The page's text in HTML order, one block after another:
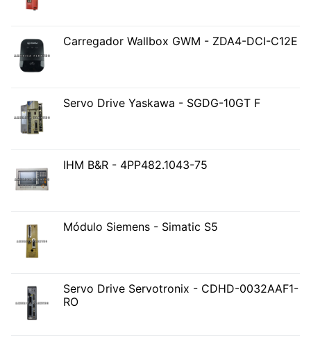
Carregador Wallbox GWM - ZDA4-DCI-C12E
Servo Drive Yaskawa - SGDG-10GT F
IHM B&R - 4PP482.1043-75
Módulo Siemens - Simatic S5
Servo Drive Servotronix - CDHD-0032AAF1-
RO